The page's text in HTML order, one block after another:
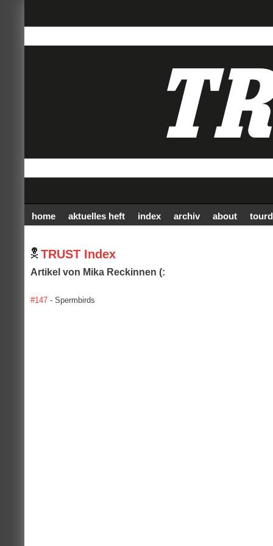
home aktuelles heft index archiv about
TRUST Index
Artikel von Mika Reckinnen (:
#147 - Spermbirds